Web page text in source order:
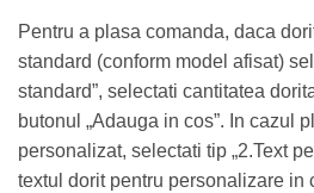
Pentru a plasa comanda, daca
standard (conform model afisat)
standard”, selectati cantitatea
butonul „Adauga in cos”. In cazul
personalizat, selectati tip „2.Text
textul dorit pentru personalizare in